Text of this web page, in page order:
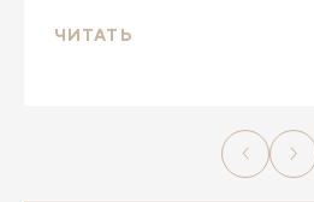
Леонидович Дука объясняет,
ЧИТАТЬ